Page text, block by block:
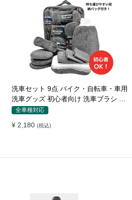
洗車セット 9点 バイク・自転車・車用
洗車グッズ 初心者向け 洗車ブラシ ス
ポンジ タオル グローブ タイヤブラシ
拭き・水拭き対応 水切り・隙間掃
全車種対応
¥ 2,180 (税込)